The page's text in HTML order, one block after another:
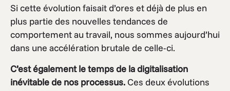
Si cette évolution faisait d’ores et déjà de plus en
plus partie des nouvelles tendances de
comportement au travail, nous sommes aujourd’hui
dans une accélération brutale de celle-ci.
C’est également le temps de la digitalisation
inévitable de nos processus. Ces deux évolutions